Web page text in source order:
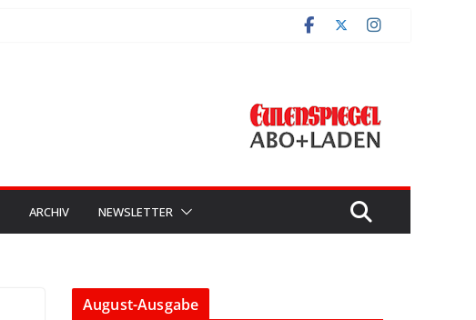
ARCHIV NEWSLETTER
August-Ausgabe